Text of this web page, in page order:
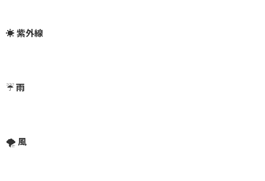
☀️紫外線
☔雨
🌪️ 風